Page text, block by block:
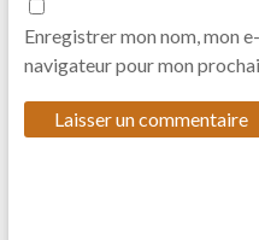
Enregistrer mon nom, mon
navigateur pour mon